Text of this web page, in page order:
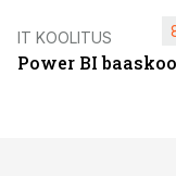
IT KOOLITUS
Power BI